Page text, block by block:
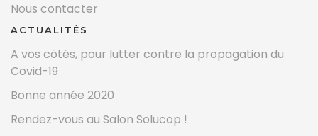
Nous contacter
ACTUALITÉS
A vos côtés, pour lutter contre la propagation du
Covid-19
Bonne année 2020
Rendez-vous au Salon Solucop !